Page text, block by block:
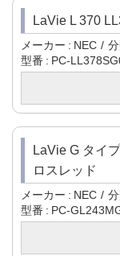
LaVie L 370
メーカー NEC
型番
PC-
LaVie G タイ
ロスレッド
メーカー NEC
型番
PC-